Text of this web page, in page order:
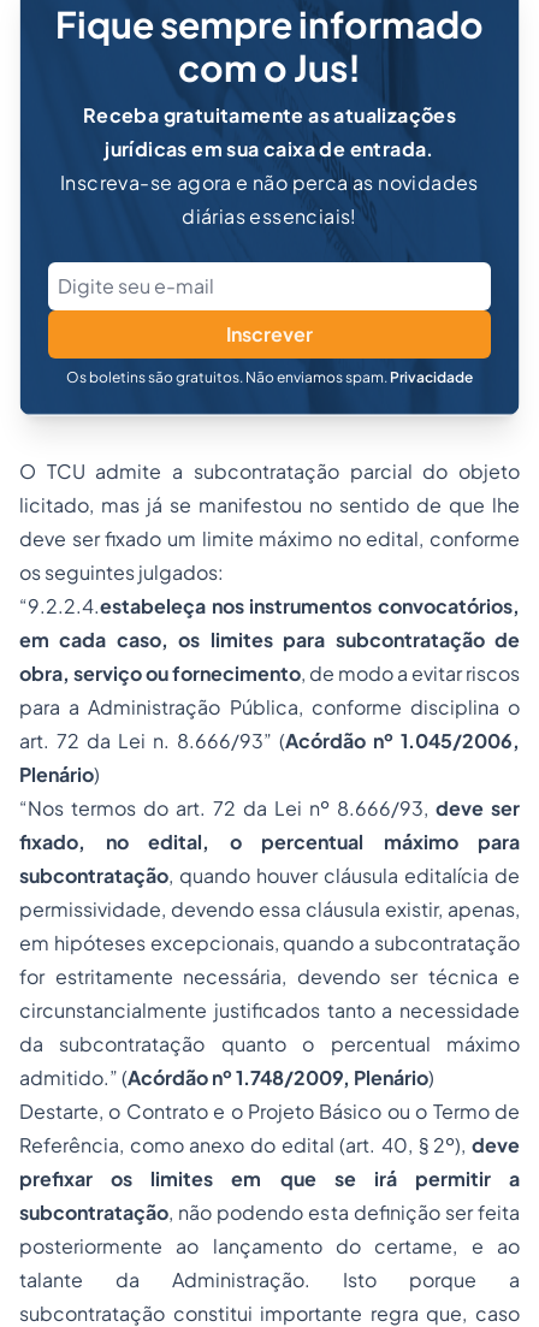
Fique sempre informado
com o Jus!
Receba gratuitamente as atualizações
jurídicas em sua caixa de entrada.
Inscreva-se agora e não perca as novidades
diárias essenciais!
Inscrever
Os boletins são gratuitos. Não enviamos spam. Privacidade
O TCU admite a subcontratação parcial do objeto
licitado, mas já se manifestou no sentido de que lhe
deve ser fixado um limite máximo no edital, conforme
os seguintes julgados:
“9.2.2.4.estabeleça nos instrumentos convocatórios,
em cada caso, os limites para subcontratação de
obra, serviço ou fornecimento, de modo a evitar riscos
para a Administração Pública, conforme disciplina o
art. 72 da Lei n. 8.666/93” (Acórdão nº 1.045/2006,
Plenário)
“Nos termos do art. 72 da Lei nº 8.666/93, deve ser
fixado, no edital, o percentual máximo para
subcontratação, quando houver cláusula editalícia de
permissividade, devendo essa cláusula existir, apenas,
em hipóteses excepcionais, quando a subcontratação
for estritamente necessária, devendo ser técnica e
circunstancialmente justificados tanto a necessidade
da subcontratação quanto o percentual máximo
admitido.” (Acórdão nº 1.748/2009, Plenário)
Destarte, o Contrato e o Projeto Básico ou o Termo de
Referência, como anexo do edital (art. 40, § 2º), deve
prefixar os limites em que se irá permitir a
subcontratação, não podendo esta definição ser feita
posteriormente ao lançamento do certame, e ao
talante da Administração. Isto porque a
subcontratação constitui importante regra que, caso